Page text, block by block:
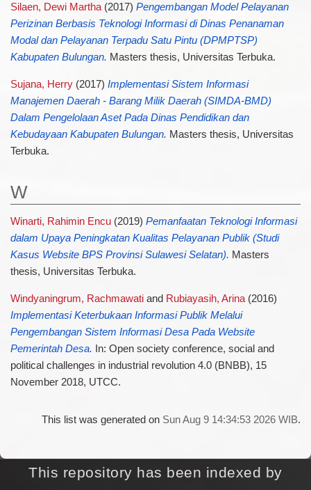
Silaen, Dewi Martha(2017) Pengembangan Model Pelayanan
Perizinan Berbasis Teknologi Informasi di Dinas Penanaman
Modal dan Pelayanan Terpadu Satu Pintu (DPMPTSP)
Kabupaten Bulungan. Masters thesis, Universitas Terbuka.
Sujana, Herry(2017) Implementasi Sistem Informasi
Manajemen Daerah - Barang Milik Daerah (SIMDA-BMD)
Dalam Pengelolaan Aset Pada Dinas Pendidikan dan
Kebudayaan Kabupaten Bulungan. Masters thesis, Universitas
Terbuka.
W
Winarti, Rahimin Encu(2019) Pemanfaatan Teknologi Informasi
dalam Upaya Peningkatan Kualitas Pelayanan Publik (Studi
Kasus Website BPS Provinsi Sulawesi Selatan). Masters
thesis, Universitas Terbuka.
Windyaningrum, Rachmawatiand Rubiayasih, Arina(2016)
Implementasi Keterbukaan Informasi Publik Melalui
Pengembangan Sistem Informasi Desa Pada Website
Pemerintah Desa. In: Open society conference, social and
political challenges in industrial revolution 4.0 (BNBB), 15
November 2018, UTCC.
This list was generated on Sun Aug 9 14:34:53 2026 WIB.
This repository has been indexed by